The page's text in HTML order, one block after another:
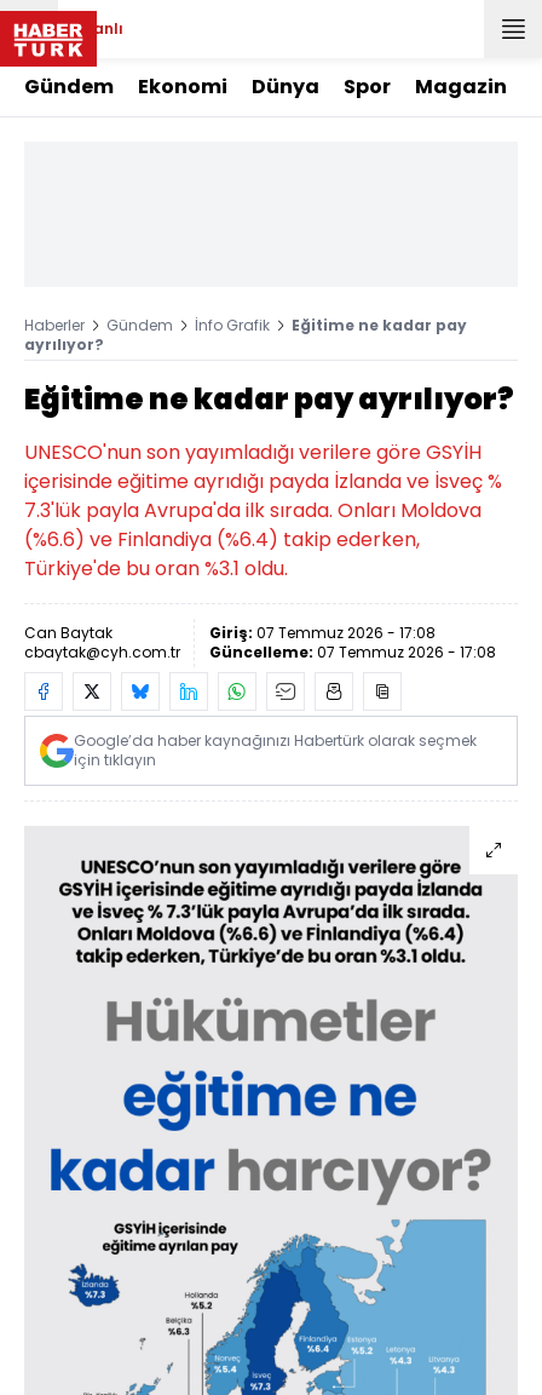
Canlı
Gündem Ekonomi Dünya Spor Magazin
Haberler Gündem İnfo Grafik
Eğitime ne kadar pay
ayrılıyor?
Eğitime ne kadar pay ayrılıyor?
UNESCO'nun son yayımladığı verilere göre GSYİH
içerisinde eğitime ayrıdığı payda İzlanda ve İsveç %
7.3'lük payla Avrupa'da ilk sırada. Onları Moldova
(%6.6) ve Finlandiya (%6.4) takip ederken,
Türkiye'de bu oran %3.1 oldu.
Can Baytak
cbaytak@cyh.com.tr
Giriş: 07 Temmuz 2026 - 17:08
Güncelleme: 07 Temmuz 2026 - 17:08
Google’da haber kaynağınızı Habertürk olarak seçmek
için tıklayın